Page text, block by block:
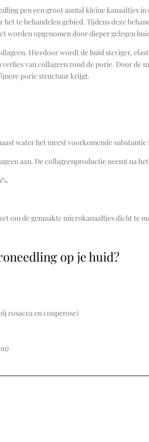
pen een groot aantal kleine kanaaltjes
te behandelen gebied. Tijdens deze
worden opgenomen door dieper gelegen
Hierdoor wordt de huid steviger,
van collageen rond de porie. Door de
porie structuur krijgt.
water het meest voorkomende substantie
aan. De collageenproductie neemt na het
om de gemaakte microkanaaltjes dicht te
op je huid?
rosacea en couperose)